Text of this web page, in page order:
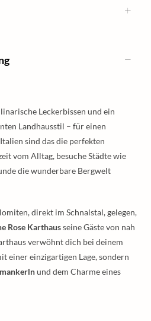
Leckerbissen und ein
Landhausstil – für einen
sind das die perfekten
vom Alltag, besuche Städte wie
die wunderbare Bergwelt
direkt im Schnalstal, gelegen,
Rose Karthausseine Gäste von nah
verwöhnt dich bei deinem
einer einzigartigen Lage, sondern
und dem Charme eines